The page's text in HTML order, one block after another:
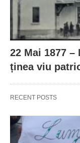
22 Mai 1877
ținea viu
RECENT POSTS